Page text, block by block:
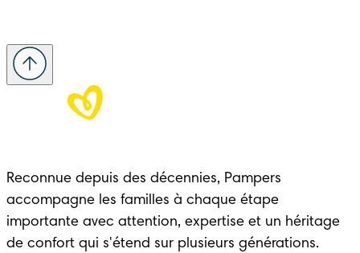
Reconnue depuis des décennies, Pampers
accompagne les familles à chaque étape
importante avec attention, expertise et un héritage
de confort qui s'étend sur plusieurs générations.